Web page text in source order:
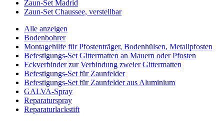
Zaun-Set Madrid
Zaun-Set Chaussee, verstellbar
Alle anzeigen
Bodenbohrer
Montagehilfe für Pfostenträger, Bodenhülsen, Metallpfosten
Befestigungs-Set Gittermatten an Mauern oder Pfosten
Eckverbinder zur Verbindung zweier Gittermatten
Befestigungs-Set für Zaunfelder
Befestigungs-Set für Zaunfelder aus Aluminium
GALVA-Spray
Reparaturspray
Reparaturlackstift